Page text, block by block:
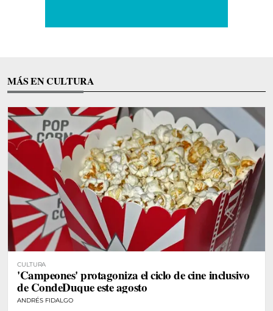
MÁS EN CULTURA
CULTURA
'Campeones' protagoniza el ciclo de cine inclusivo
de CondeDuque este agosto
ANDRÉS FIDALGO